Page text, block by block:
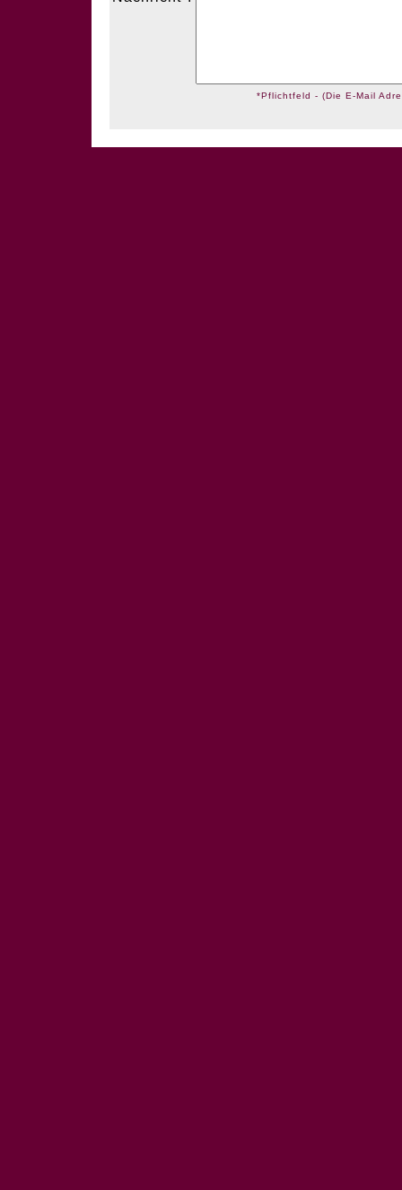
*Pflichtfeld - (Die E-Mail